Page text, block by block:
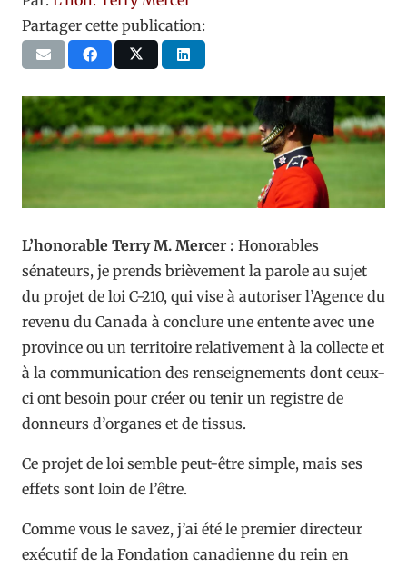
Partager cette publication:
L’honorable Terry M. Mercer : Honorables
sénateurs, je prends brièvement la parole au sujet
du projet de loi C-210, qui vise à autoriser l’Agence du
revenu du Canada à conclure une entente avec une
province ou un territoire relativement à la collecte et
à la communication des renseignements dont ceux-
ci ont besoin pour créer ou tenir un registre de
donneurs d’organes et de tissus.
Ce projet de loi semble peut-être simple, mais ses
effets sont loin de l’être.
Comme vous le savez, j’ai été le premier directeur
exécutif de la Fondation canadienne du rein en